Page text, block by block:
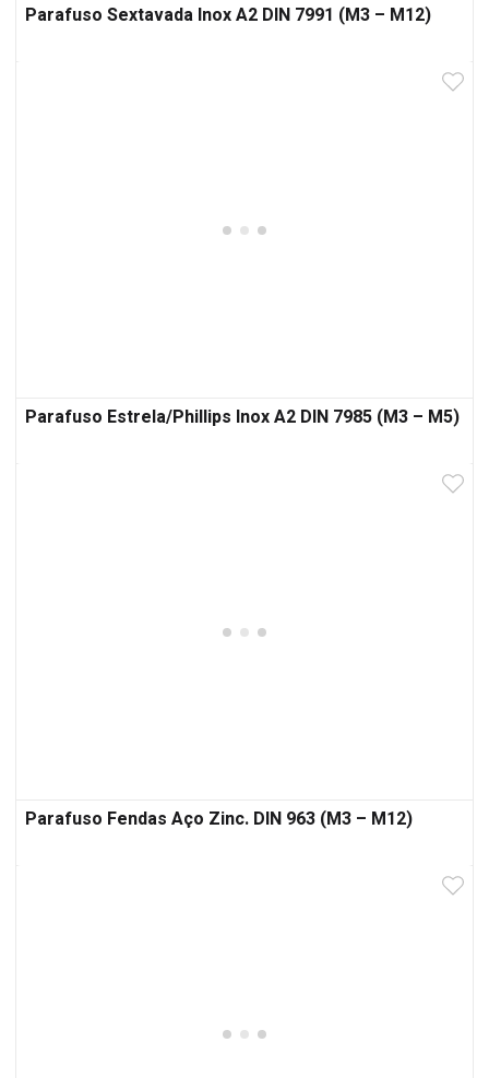
Parafuso Sextavada Inox A2 DIN 7991 (M3 – M12)
Parafuso Estrela/Phillips Inox A2 DIN 7985 (M3 – M5)
Parafuso Fendas Aço Zinc. DIN 963 (M3 – M12)